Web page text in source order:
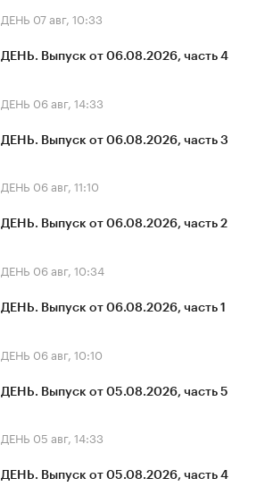
ДЕНЬ 07 авг, 10:33
ДЕНЬ. Выпуск от 06.08.2026, часть 4
ДЕНЬ 06 авг, 14:33
ДЕНЬ. Выпуск от 06.08.2026, часть 3
ДЕНЬ 06 авг, 11:10
ДЕНЬ. Выпуск от 06.08.2026, часть 2
ДЕНЬ 06 авг, 10:34
ДЕНЬ. Выпуск от 06.08.2026, часть 1
ДЕНЬ 06 авг, 10:10
ДЕНЬ. Выпуск от 05.08.2026, часть 5
ДЕНЬ 05 авг, 14:33
ДЕНЬ. Выпуск от 05.08.2026, часть 4